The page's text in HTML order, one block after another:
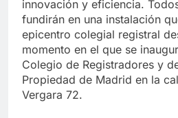
innovación y eficiencia.
fundirán en una instalación
epicentro colegial registral
momento en el que se
Colegio de Registradores y
Propiedad de Madrid en la
Vergara 72.